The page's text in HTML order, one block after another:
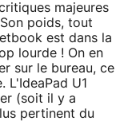
majeures
poids, tout
est dans la
lourde ! On en
sur le bureau, ce
L'IdeaPad U1
(soit il y a
pertinent du